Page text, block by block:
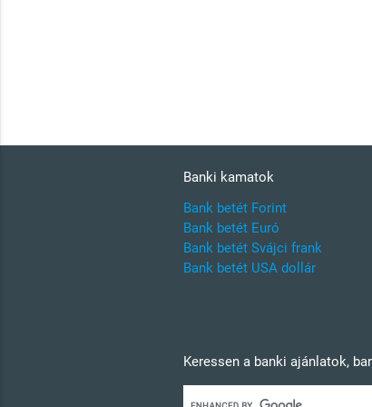
Banki kamatok
Bank betét Forint
Bank betét Euró
Bank betét Svájci frank
Bank betét USA dollár
Keressen a banki ajánlatok,